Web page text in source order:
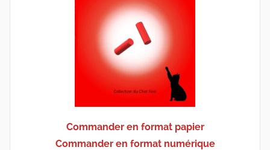
Commander en format papier
Commander en format numérique